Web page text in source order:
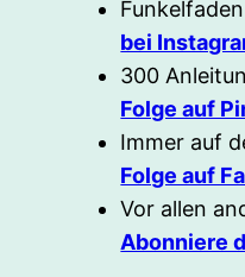
bei
300
Folge auf
Immer auf
Folge auf
Vor allen
Abonniere